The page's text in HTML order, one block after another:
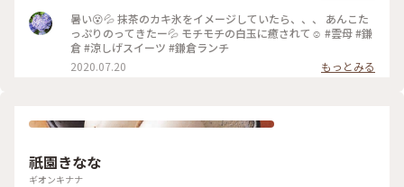
暑い😵💦 抹茶のカキ氷をイメージしていたら、、、 あんこた
っぷりのってきたー💦 モチモチの白玉に癒されて☺️ #雲母 #鎌
倉 #涼しげスイーツ #鎌倉ランチ
2020.07.20
もっとみる
祇園きなな
ギオンキナナ